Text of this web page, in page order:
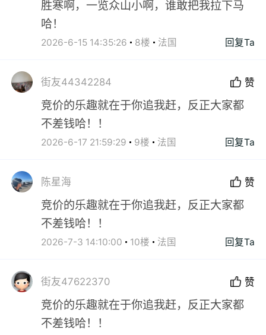
胜寒啊，一览众山小啊，谁敢把我拉下马
哈！
2026-6-15 14:35:26 8楼 法国 回复Ta
街友44342284 赞
竞价的乐趣就在于你追我赶，反正大家都
不差钱哈！！
2026-6-17 21:59:29 9楼 法国 回复Ta
陈星海 赞
竞价的乐趣就在于你追我赶，反正大家都
不差钱哈！！
2026-7-3 14:10:00 10楼 法国 回复Ta
街友47622370 赞
竞价的乐趣就在于你追我赶，反正大家都
不差钱哈！！